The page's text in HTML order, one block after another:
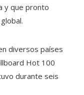
y que pronto
diversos países
Hot 100
durante seis